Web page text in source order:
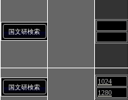
国文研検索
国文研検索
1024
1280